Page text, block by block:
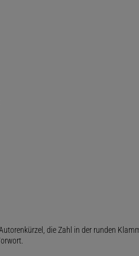
die Zahl in der runden